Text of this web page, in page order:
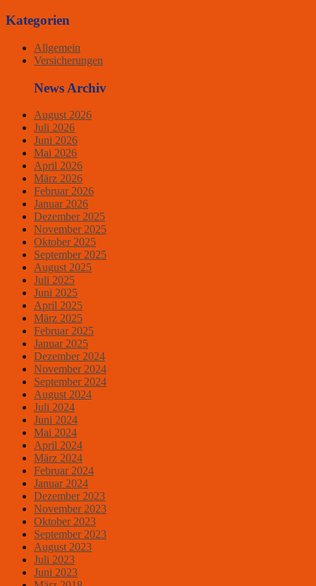
Kategorien
Allgemein
Versicherungen
News Archiv
August 2026
Juli 2026
Juni 2026
Mai 2026
April 2026
März 2026
Februar 2026
Januar 2026
Dezember 2025
November 2025
Oktober 2025
September 2025
August 2025
Juli 2025
Juni 2025
April 2025
März 2025
Februar 2025
Januar 2025
Dezember 2024
November 2024
September 2024
August 2024
Juli 2024
Juni 2024
Mai 2024
April 2024
März 2024
Februar 2024
Januar 2024
Dezember 2023
November 2023
Oktober 2023
September 2023
August 2023
Juli 2023
Juni 2023